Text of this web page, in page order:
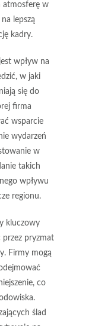
atmosferę w
lepszą
kadry.
wpływ na
w jaki
się do
firma
wsparcie
wydarzeń
w
takich
wpływu
regionu.
kluczowy
przez pryzmat
Firmy mogą
co
ślad